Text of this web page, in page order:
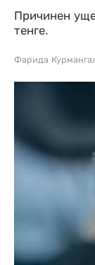
Причинен
тенге.
Фарида